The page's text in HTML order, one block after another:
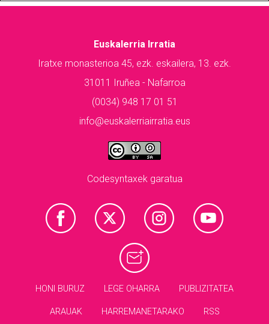
Euskalerria Irratia
Iratxe monasterioa 45, ezk. eskailera, 13. ezk.
31011 Iruñea - Nafarroa
(0034) 948 17 01 51
info@euskalerriairratia.eus
Codesyntaxek garatua
HONI BURUZ LEGE OHARRA PUBLIZITATEA
ARAUAK HARREMANETARAKO RSS